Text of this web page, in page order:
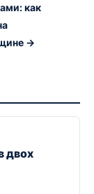
как
→
двох